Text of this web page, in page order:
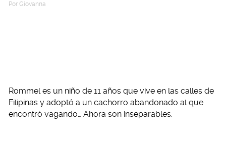
Por Giovanna
Rommel es un niño de 11 años que vive en las calles de
Filipinas y adoptó a un cachorro abandonado al que
encontró vagando… Ahora son inseparables.